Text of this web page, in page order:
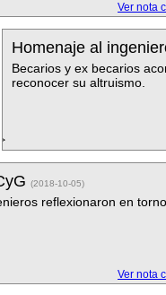
Ver nota
Homenaje al
Becarios y ex becarios
reconocer su altruismo.
(2018-10-05)
reflexionaron en
Ver nota